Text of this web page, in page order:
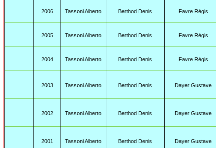
2006 Tassoni Alberto Berthod Denis Favre Régis
2005 Tassoni Alberto Berthod Denis Favre Régis
2004 Tassoni Alberto Berthod Denis Favre Régis
2003 Tassoni Alberto Berthod Denis Dayer Gustave
2002 Tassoni Alberto Berthod Denis Dayer Gustave
2001 Tassoni Alberto Berthod Denis Dayer Gustave